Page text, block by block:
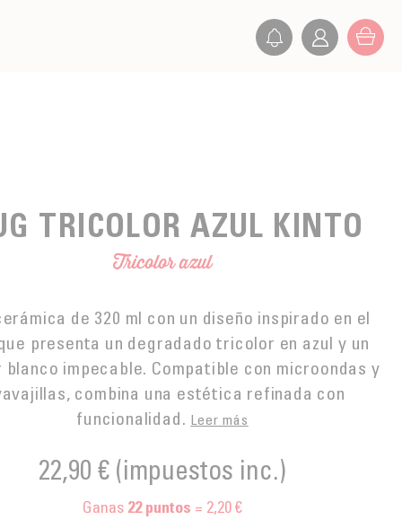
TRICOLOR AZUL KINTO
Tricolor azul
de 320 ml con un diseño inspirado en el
presenta un degradado tricolor en azul y un
impecable. Compatible con microondas y
combina una estética refinada con
funcionalidad. Leer más
22,90 € (impuestos inc.)
Ganas 22puntos = 2,20 €